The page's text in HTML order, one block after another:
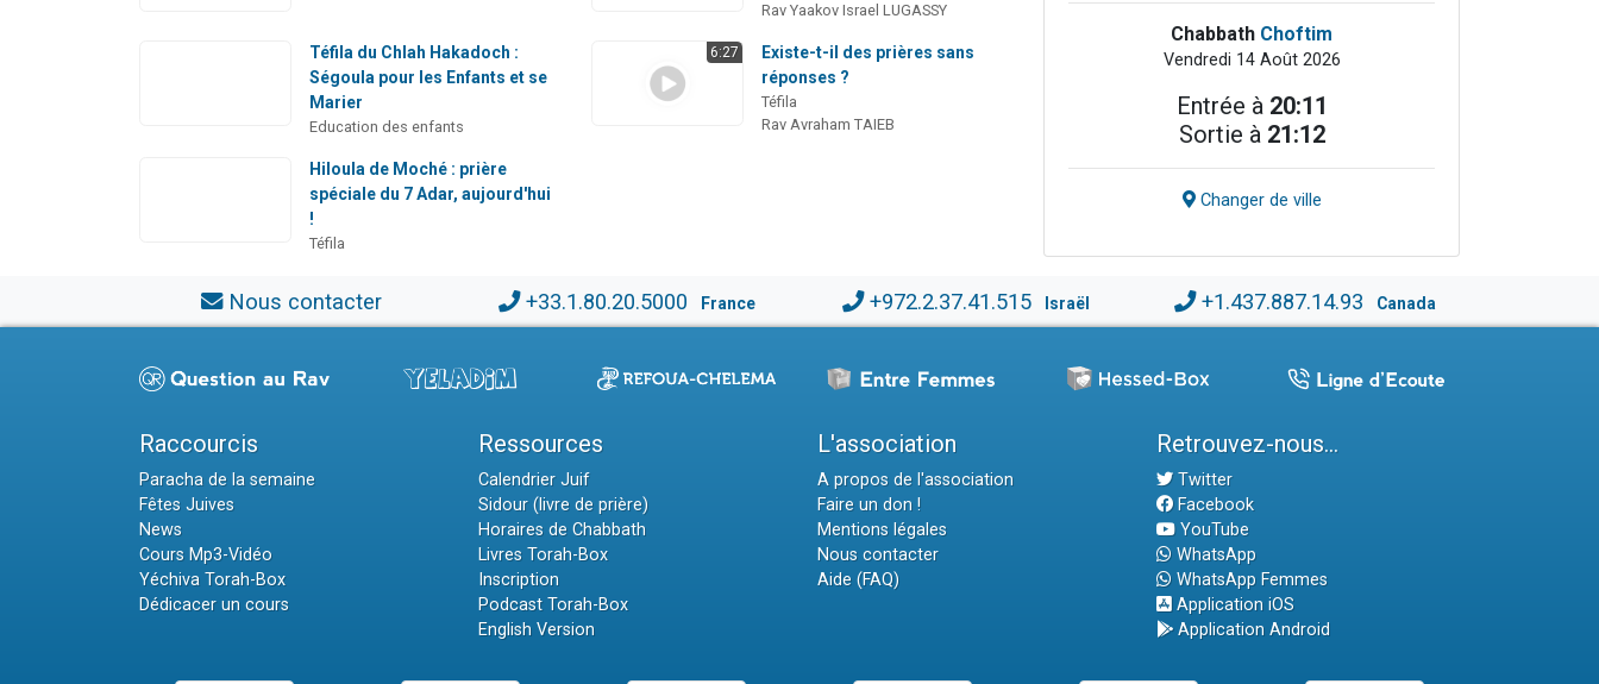
Rav Yaakov Israel LUGASSY
Téfila du Chlah Hakadoch :
Ségoula pour les Enfants et se
Marier
Education des enfants
6:27
Existe-t-il des prières sans
réponses ?
Téfila
Rav Avraham TAIEB
Hiloula de Moché : prière
spéciale du 7 Adar, aujourd'hui
!
Téfila
Chabbath Choftim
Vendredi 14 Août 2026
Entrée à 20:11
Sortie à 21:12
Changer de ville
Nous contacter +33.1.80.20.5000 France +972.2.37.41.515 Israël +1.437.887.14.93 Canada
Raccourcis
Paracha de la semaine
Fêtes Juives
News
Cours Mp3-Vidéo
Yéchiva Torah-Box
Dédicacer un cours
Ressources
Calendrier Juif
Sidour (livre de prière)
Horaires de Chabbath
Livres Torah-Box
Inscription
Podcast Torah-Box
English Version
L'association
A propos de l'association
Faire un don !
Mentions légales
Nous contacter
Aide (FAQ)
Retrouvez-nous...
Twitter
Facebook
YouTube
WhatsApp
WhatsApp Femmes
Application iOS
Application Android